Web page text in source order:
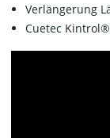
Verlängerung
Cuetec